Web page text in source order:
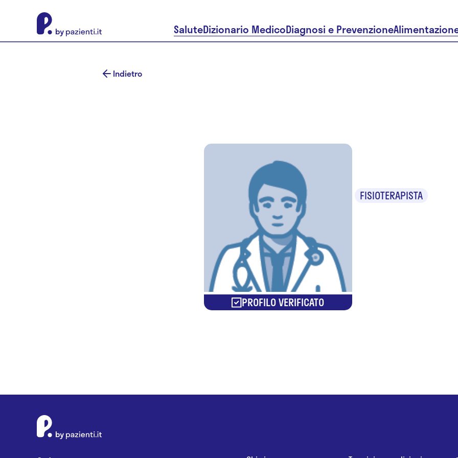
SaluteDizionario MedicoDiagnosi e Prevenzione
Indietro
PROFILO VERIFICATO
FISIOTERAPISTA